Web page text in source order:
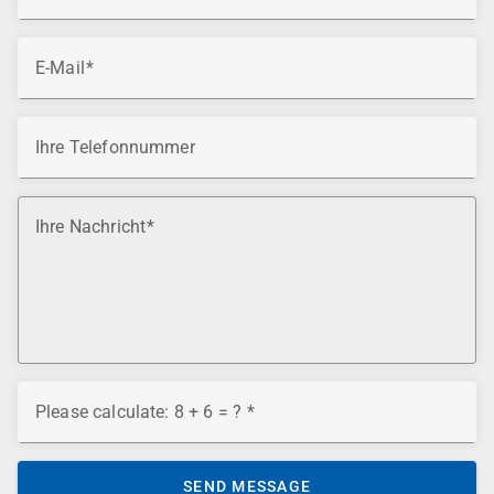
E-Mail
Ihre Telefonnummer
Ihre Nachricht
Please calculate: 8 + 6 = ?
SEND MESSAGE